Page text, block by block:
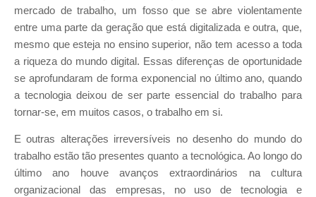
mercado de trabalho, um fosso que se abre violentamente
entre uma parte da geração que está digitalizada e outra, que,
mesmo que esteja no ensino superior, não tem acesso a toda
a riqueza do mundo digital. Essas diferenças de oportunidade
se aprofundaram de forma exponencial no último ano, quando
a tecnologia deixou de ser parte essencial do trabalho para
tornar-se, em muitos casos, o trabalho em si.
E outras alterações irreversíveis no desenho do mundo do
trabalho estão tão presentes quanto a tecnológica. Ao longo do
último ano houve avanços extraordinários na cultura
organizacional das empresas, no uso de tecnologia e